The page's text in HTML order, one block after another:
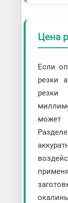
Цена
Если
резки
резки
может